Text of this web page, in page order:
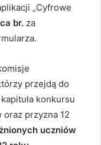
„Cyfrowe
br. za
przejdą do
konkursu
przyzna 12
uczniów